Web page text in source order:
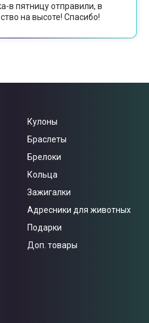
в пятницу отправили, в
на высоте! Спасибо!
Кулоны
Браслеты
Брелоки
Кольца
Зажигалки
Адресники для животных
Подарки
Доп. товары